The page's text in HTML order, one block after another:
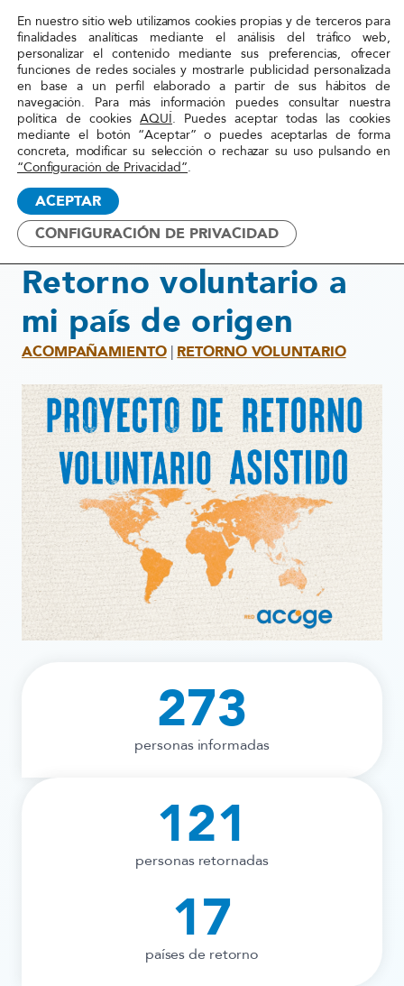
Red
Acoge
Inicio»Acompañamiento» Retorno
Voluntario
»Retorno
voluntario
al país de
2025
Retorno voluntario a
mi país de origen
ACOMPAÑAMIENTO| RETORNO VOLUNTARIO
273
personas informadas
121
personas retornadas
17
países de retorno
En nuestro sitio web utilizamos cookies propias y de terceros para
finalidades analíticas mediante el análisis del tráfico web,
personalizar el contenido mediante sus preferencias, ofrecer
funciones de redes sociales y mostrarle publicidad personalizada
en base a un perfil elaborado a partir de sus hábitos de
navegación. Para más información puedes consultar nuestra
política de cookiesAQUÍ. Puedes aceptar todas las cookies
mediante el botón “Aceptar” o puedes aceptarlas de forma
concreta, modificar su selección o rechazar su uso pulsando en
“Configuración de Privacidad”.
ACEPTAR
CONFIGURACIÓN DE PRIVACIDAD